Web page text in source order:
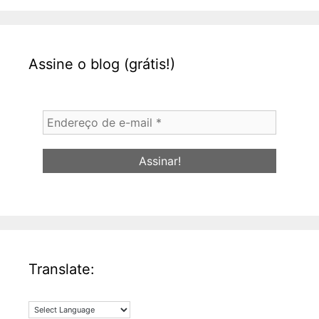
Assine o blog (grátis!)
Endereço
de
e-
Translate: